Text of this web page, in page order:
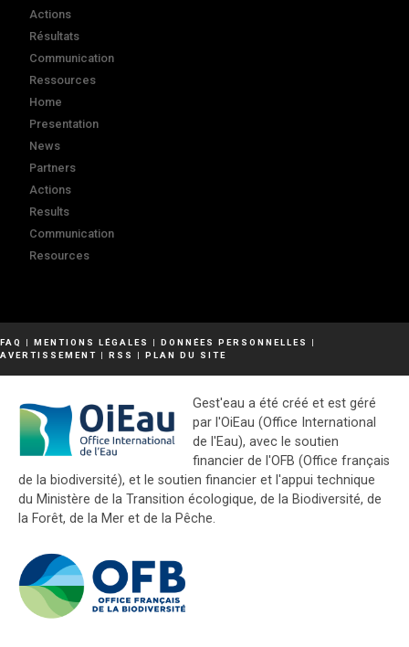
Actions
Résultats
Communication
Ressources
Home
Presentation
News
Partners
Actions
Results
Communication
Resources
FAQ | MENTIONS LÉGALES | DONNÉES PERSONNELLES
|
AVERTISSEMENT | RSS | PLAN DU SITE
Gest'eau a été créé et est géré
par l'OiEau (Office International
de l'Eau), avec le soutien
financier de l'OFB (Office français
de la biodiversité), et le soutien financier et l'appui technique
du Ministère de la Transition écologique, de la Biodiversité, de
la Forêt, de la Mer et de la Pêche.